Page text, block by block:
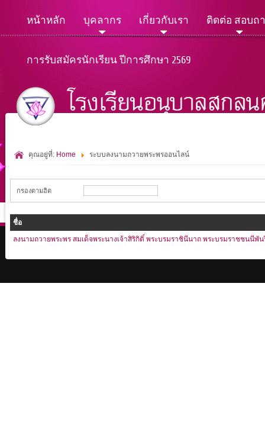
หน้าหลัก บุคลากร เกี่ยวกับเรา ติดต่อ สอบถ
การรับสมัครนักเรียน ปีการศึกษา 2569
คุณอยู่ที่: Home ระบบลงนามถวายพระพรออนไลน์
กรองตามฮิต
ชื่อ
ลงนามถวายพระพร สมเด็จพระนางเจ้าสิริกิติ์ พระบรมราชินีนาถ พระบรมราชชนนี